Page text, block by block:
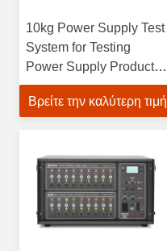
10kg Power Supply Test
System for Testing
Power Supply Products
Scope Of Test
Equipment
Βρείτε την καλύτερη τιμή